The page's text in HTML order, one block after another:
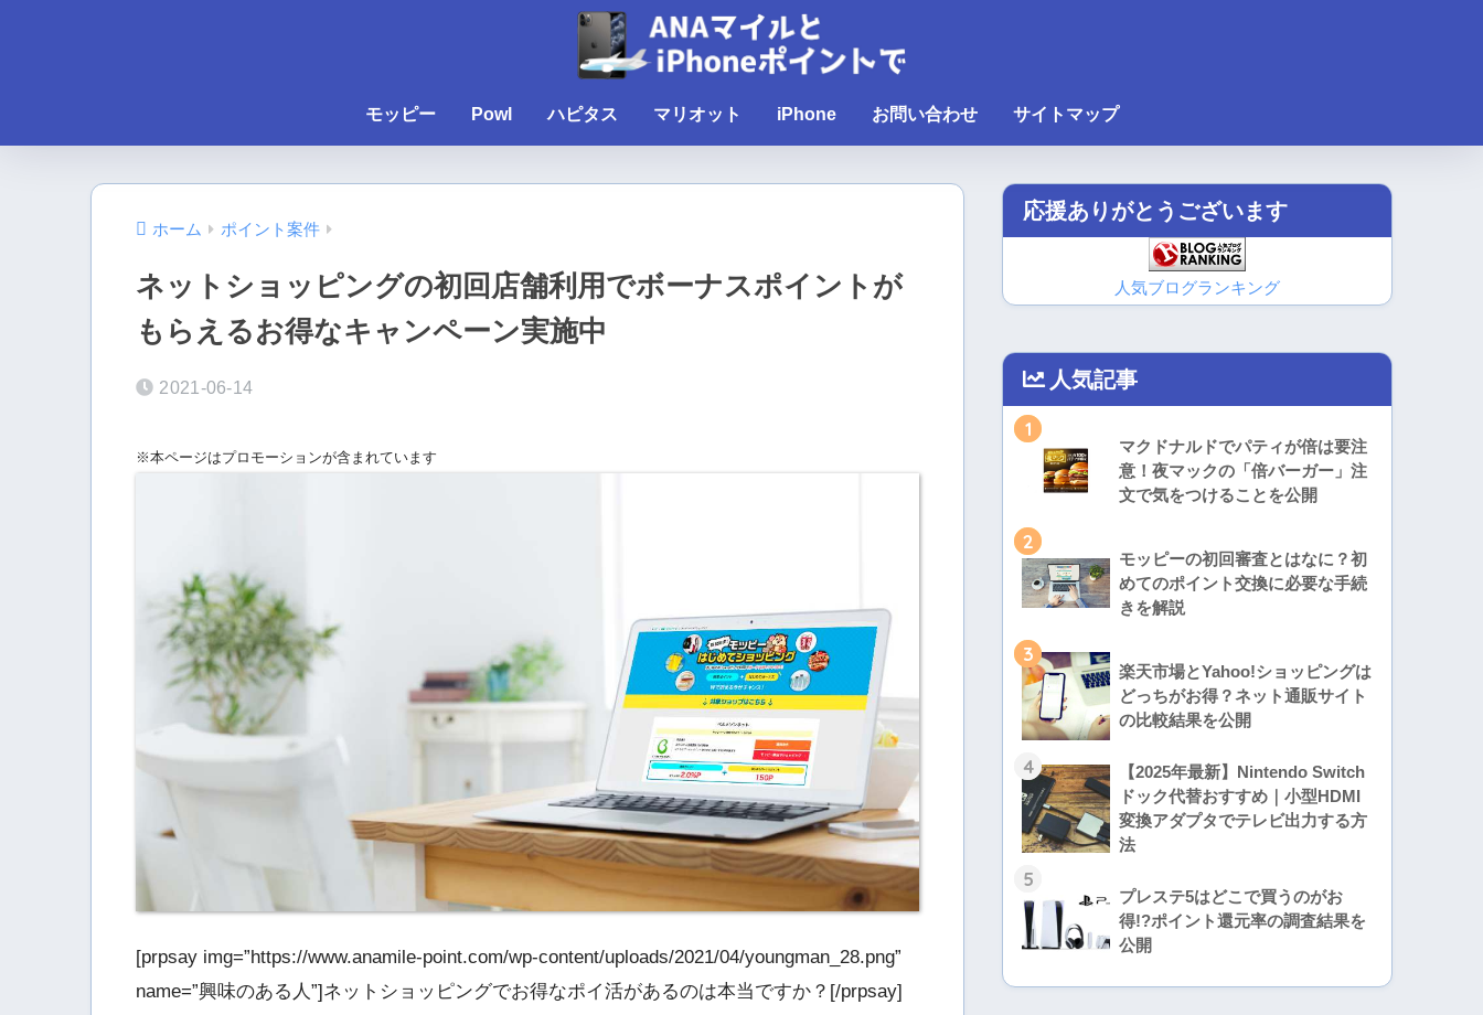
モッピー Powl ハピタス マリオット iPhone お問い合わせ サイトマップ
ホーム ポイント案件
ネットショッピングの初回店舗利用でボーナスポイントが
もらえるお得なキャンペーン実施中
2021-06-14
※本ページはプロモーションが含まれています
[prpsay img=”https://www.anamile-point.com/wp-content/uploads/2021/04/youngman_28.png”
name=”興味のある人”]ネットショッピングでお得なポイ活があるのは本当ですか？[/prpsay]
応援ありがとうございます
人気ブログランキング
人気記事
1
マクドナルドでパティが倍は要注
意！夜マックの「倍バーガー」注
文で気をつけることを公開
2
モッピーの初回審査とはなに？初
めてのポイント交換に必要な手続
きを解説
3
楽天市場とYahoo!ショッピングは
どっちがお得？ネット通販サイト
の比較結果を公開
4
【2025年最新】Nintendo Switch
ドック代替おすすめ｜小型HDMI
変換アダプタでテレビ出力する方
法
5
プレステ5はどこで買うのがお
得!?ポイント還元率の調査結果を
公開